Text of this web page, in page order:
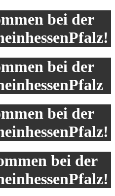
bei der
bei der
bei der
bei der